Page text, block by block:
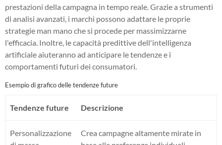
prestazioni della campagna in tempo reale. Grazie a strumenti
di analisi avanzati, i marchi possono adattare le proprie
strategie man mano che si procede per massimizzarne
l'efficacia. Inoltre, le capacità predittive dell'intelligenza
artificiale aiuteranno ad anticipare le tendenze e i
comportamenti futuri dei consumatori.
Esempio di grafico delle tendenze future
Tendenze future Descrizione
Personalizzazione
Crea campagne altamente mirate in